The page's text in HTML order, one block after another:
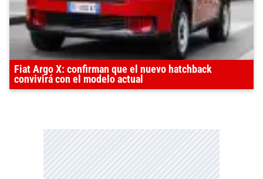
Fiat Argo X: confirman que el nuevo hatchback
convivirá con el modelo actual